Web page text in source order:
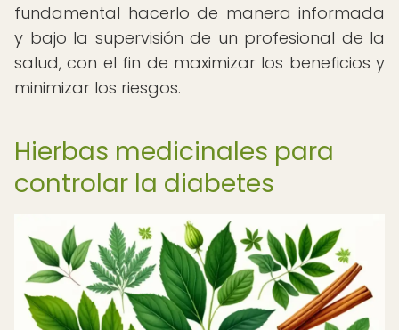
fundamental hacerlo de manera informada
y bajo la supervisión de un profesional de la
salud, con el fin de maximizar los beneficios y
minimizar los riesgos.
Hierbas medicinales para
controlar la diabetes